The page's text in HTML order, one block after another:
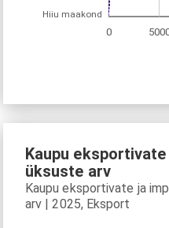
0
Hiiu maakond
Kaupu
üksuste arv
Kaupu eksportivate ja
arv | 2025, Eksport